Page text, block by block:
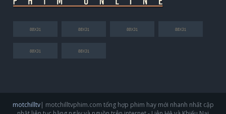
motchilltv| motchilltvphim.com tổng hợp phim hay mới nhanh nhất cập